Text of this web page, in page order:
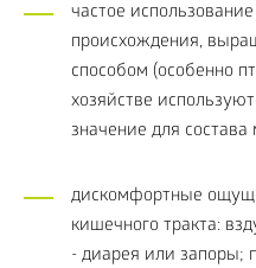
частое
происхождения,
способом (особенно
хозяйстве
значение для
дискомфортные
кишечного тракта:
- диарея или запоры;